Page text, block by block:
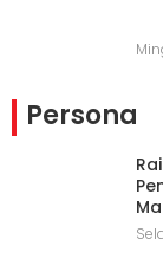
Persona